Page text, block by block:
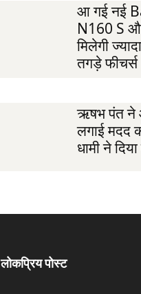
आ गई नई
N160 S
मिलेगी
तगड़े फीचर्स
ऋषभ पंत ने
लगाई मदद
धामी ने
लोकप्रिय पोस्ट